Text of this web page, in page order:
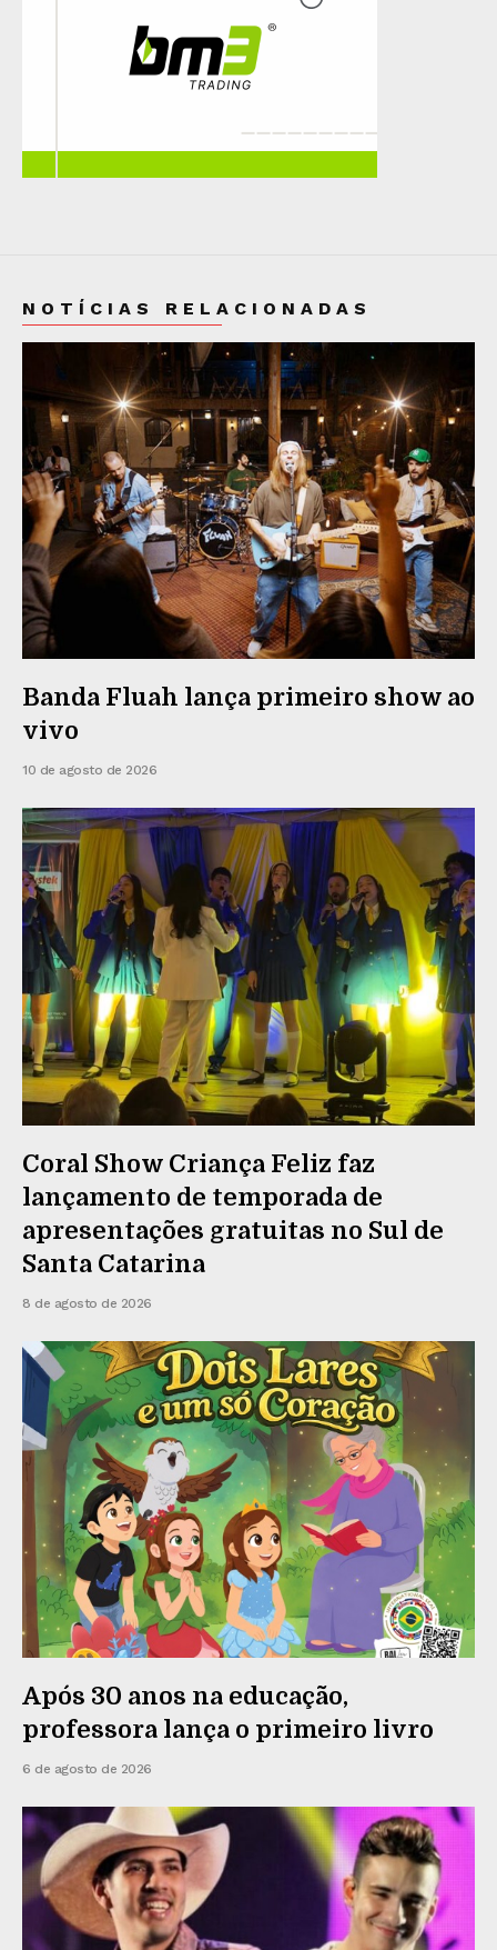
NOTÍCIAS RELACIONADAS
Banda Fluah lança primeiro show ao
vivo
10 de agosto de 2026
Coral Show Criança Feliz faz
lançamento de temporada de
apresentações gratuitas no Sul de
Santa Catarina
8 de agosto de 2026
Após 30 anos na educação,
professora lança o primeiro livro
6 de agosto de 2026